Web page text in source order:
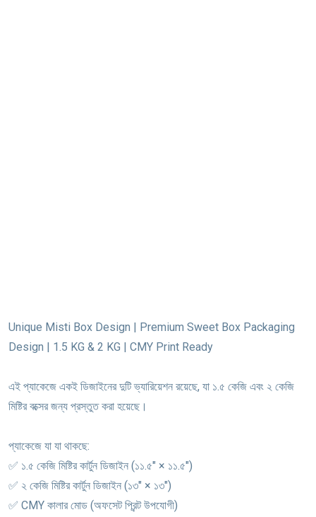
Unique Misti Box Design | Premium Sweet Box Packaging
Design | 1.5 KG & 2 KG | CMY Print Ready
এই প্যাকেজে একই ডিজাইনের দুটি ভ্যারিয়েশন রয়েছে, যা ১.৫ কেজি এবং ২ কেজি
মিষ্টির বক্সের জন্য প্রস্তুত করা হয়েছে।
প্যাকেজে যা যা থাকছে:
✅ ১.৫ কেজি মিষ্টির কার্টুন ডিজাইন (১১.৫" × ১১.৫")
✅ ২ কেজি মিষ্টির কার্টুন ডিজাইন (১৩" × ১৩")
✅ CMY কালার মোড (অফসেট প্রিন্ট উপযোগী)